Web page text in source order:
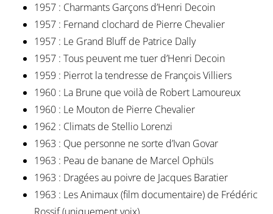
1957 : Charmants Garçons d’Henri Decoin
1957 : Fernand clochard de Pierre Chevalier
1957 : Le Grand Bluff de Patrice Dally
1957 : Tous peuvent me tuer d’Henri Decoin
1959 : Pierrot la tendresse de François Villiers
1960 : La Brune que voilà de Robert Lamoureux
1960 : Le Mouton de Pierre Chevalier
1962 : Climats de Stellio Lorenzi
1963 : Que personne ne sorte d’Ivan Govar
1963 : Peau de banane de Marcel Ophüls
1963 : Dragées au poivre de Jacques Baratier
1963 : Les Animaux (film documentaire) de Frédéric